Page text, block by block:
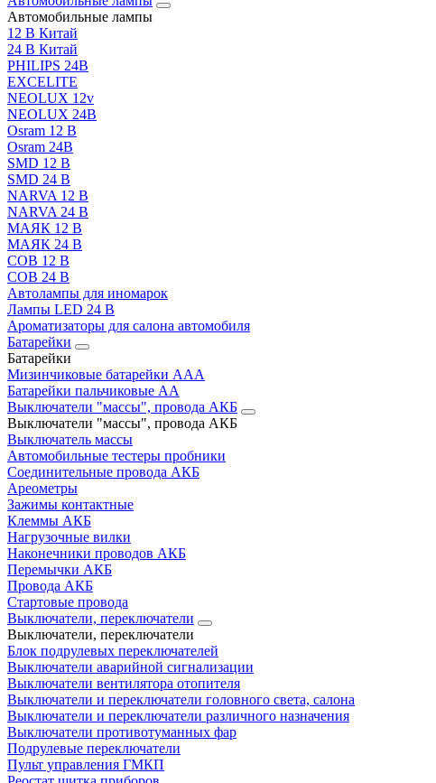
Автомобильные лампы
12 В Китай
24 В Китай
PHILIPS 24В
EXCELITE
NEOLUX 12v
NEOLUX 24В
Osram 12 В
Osram 24В
SMD 12 В
SMD 24 В
NARVA 12 В
NARVA 24 В
МАЯК 12 В
МАЯК 24 В
COB 12 В
COB 24 В
Автолампы для иномарок
Лампы LED 24 B
Ароматизаторы для салона автомобиля
Батарейки
Батарейки
Мизинчиковые батарейки AAA
Батарейки пальчиковые АА
Выключатели "массы", провода АКБ
Выключатели "массы", провода АКБ
Выключатель массы
Автомобильные тестеры пробники
Соединительные провода АКБ
Ареометры
Зажимы контактные
Клеммы АКБ
Нагрузочные вилки
Наконечники проводов АКБ
Перемычки АКБ
Провода АКБ
Стартовые провода
Выключатели, переключатели
Выключатели, переключатели
Блок подрулевых переключателей
Выключатели аварийной сигнализации
Выключатели вентилятора отопителя
Выключатели и переключатели головного света, салона
Выключатели и переключатели различного назначения
Выключатели противотуманных фар
Подрулевые переключатели
Пульт управления ГМКП